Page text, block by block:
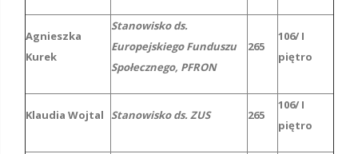
Agnieszka
Kurek
Stanowisko ds.
Europejskiego Funduszu
Społecznego, PFRON
265
106/ I
piętro
Klaudia Wojtal Stanowisko ds. ZUS 265
106/ I
piętro